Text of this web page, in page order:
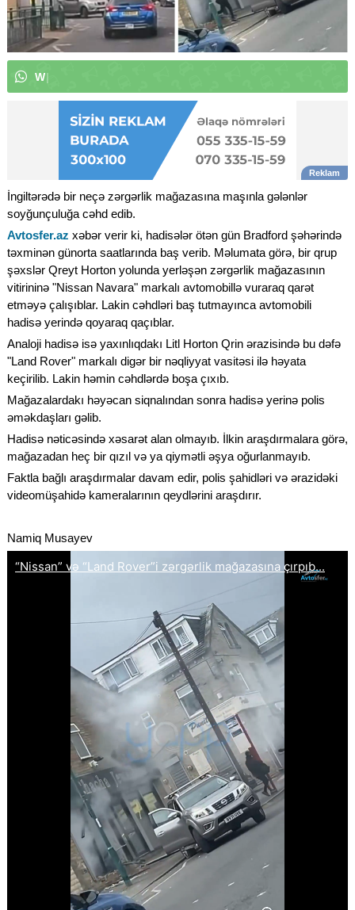
Wh
İngiltərədə bir neçə zərgərlik mağazasına maşınla gələnlər
soyğunçuluğa cəhd edib.
Avtosfer.az xəbər verir ki, hadisələr ötən gün Bradford şəhərində
təxminən günorta saatlarında baş verib. Məlumata görə, bir qrup
şəxslər Qreyt Horton yolunda yerləşən zərgərlik mağazasının
vitirininə "Nissan Navara" markalı avtomobillə vuraraq qarət
etməyə çalışıblar. Lakin cəhdləri baş tutmayınca avtomobili
hadisə yerində qoyaraq qaçıblar.
Analoji hadisə isə yaxınlıqdakı Litl Horton Qrin ərazisində bu dəfə
"Land Rover" markalı digər bir nəqliyyat vasitəsi ilə həyata
keçirilib. Lakin həmin cəhdlərdə boşa çıxıb.
Mağazalardakı həyəcan siqnalından sonra hadisə yerinə polis
əməkdaşları gəlib.
Hadisə nəticəsində xəsarət alan olmayıb. İlkin araşdırmalara görə,
mağazadan heç bir qızıl və ya qiymətli əşya oğurlanmayıb.
Faktla bağlı araşdırmalar davam edir, polis şahidləri və ərazidəki
videomüşahidə kameralarının qeydlərini araşdırır.
Namiq Musayev